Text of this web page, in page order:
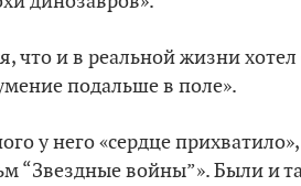
что и в реальной жизни
подальше в поле».
у него «сердце
“Звездные войны”». Были и